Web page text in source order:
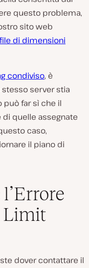
questo problema,
sito web
di dimensioni
condiviso, è
server stia
può far sì che il
quelle assegnate
caso,
il piano di
Limit
dover contattare il